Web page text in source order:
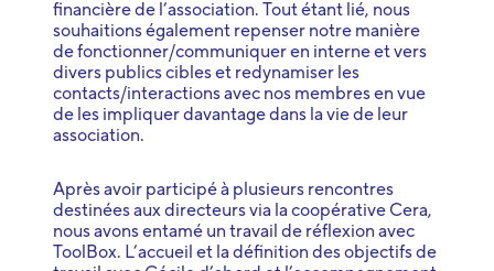
financière de l’association. Tout étant lié, nous
souhaitions également repenser notre manière
de fonctionner/communiquer en interne et vers
divers publics cibles et redynamiser les
contacts/interactions avec nos membres en vue
de les impliquer davantage dans la vie de leur
association.
Après avoir participé à plusieurs rencontres
destinées aux directeurs via la coopérative Cera,
nous avons entamé un travail de réflexion avec
ToolBox. L’accueil et la définition des objectifs de